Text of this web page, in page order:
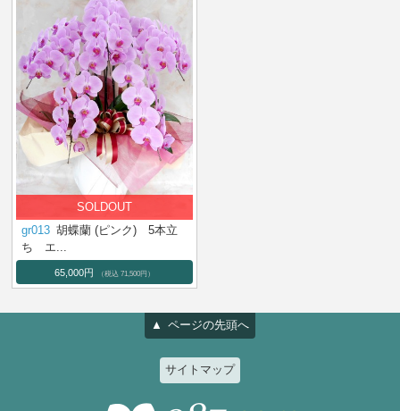
gr013 胡蝶蘭 (ピンク) 5本立
ち エ...
65,000円 （税込 71,500円）
ページの先頭へ
サイトマップ